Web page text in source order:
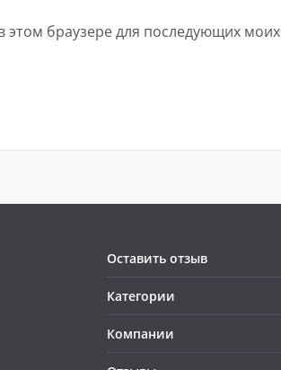
этом браузере для последующих моих
Оставить отзыв
Категории
Компании